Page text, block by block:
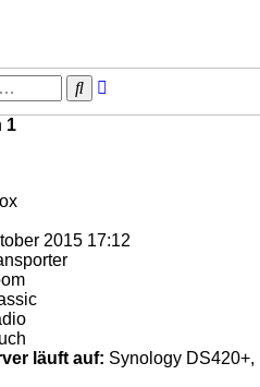
Suche
1
2015 17:12
läuft auf: Synology